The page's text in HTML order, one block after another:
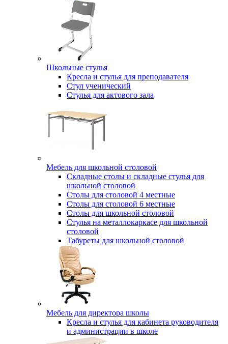
Школьные стулья
Кресла и стулья для преподавателя
Стул ученический
Стулья для актового зала
Мебель для школьной столовой
Складные столы и складные стулья для
школьной столовой
Столы для столовой 4 местные
Столы для столовой 6 местные
Столы для школьной столовой
Стулья на металлокаркасе для школьной
столовой
Табуреты для школьной столовой
Мебель для директора школы
Кресла и стулья для кабинета руководителя
и администрации в школе